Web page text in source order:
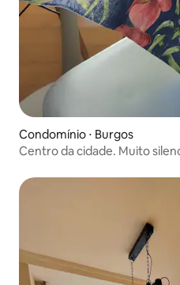
Condomínio ⋅ Burgos
Centro da cidade. Muito